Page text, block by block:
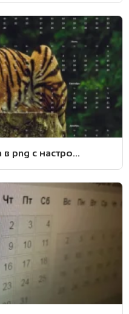
png с настро...